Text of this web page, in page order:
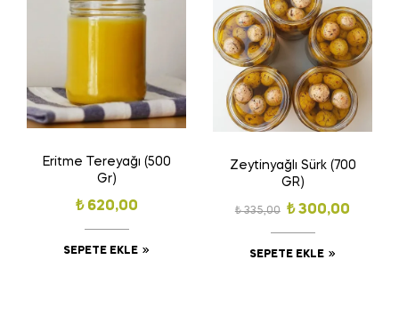
Eritme Tereyağı (500
Gr)
₺620,00
SEPETE EKLE
Zeytinyağlı Sürk (700
GR)
₺335,00 ₺300,00
SEPETE EKLE